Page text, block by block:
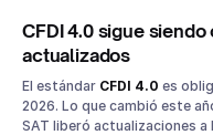
CFDI 4.0 sigue
actualizados
El estándar CFDI 4.0 es
2026. Lo que cambió este
SAT liberó actualizaciones